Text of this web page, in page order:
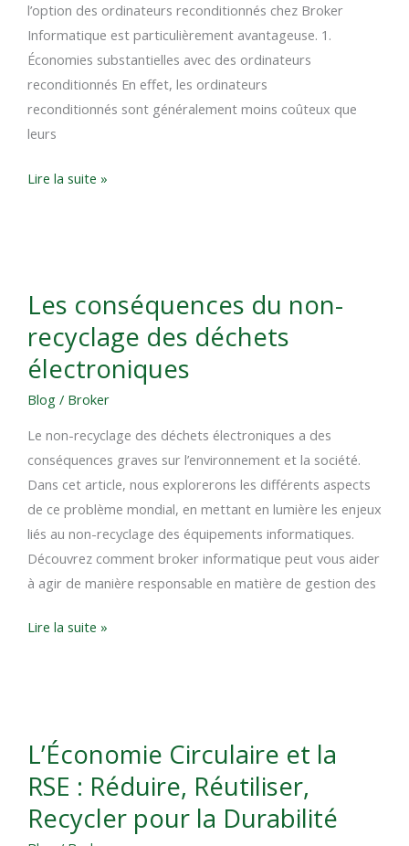
l’option des ordinateurs reconditionnés chez Broker
Informatique est particulièrement avantageuse. 1.
Économies substantielles avec des ordinateurs
reconditionnés En effet, les ordinateurs
reconditionnés sont généralement moins coûteux que
leurs
Lire la suite »
Les conséquences du non-
recyclage des déchets
électroniques
Blog/ Broker
Le non-recyclage des déchets électroniques a des
conséquences graves sur l’environnement et la société.
Dans cet article, nous explorerons les différents aspects
de ce problème mondial, en mettant en lumière les enjeux
liés au non-recyclage des équipements informatiques.
Découvrez comment broker informatique peut vous aider
à agir de manière responsable en matière de gestion des
conséquences
du
non-
recyclage
des
déchets
électroniques
Lire la suite »
L’Économie Circulaire et la
RSE : Réduire, Réutiliser,
Recycler pour la Durabilité
Circulaire
et
RSE